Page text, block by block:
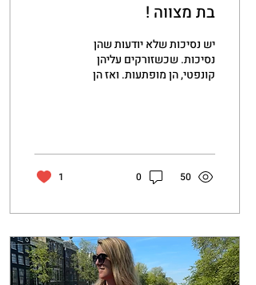
בת מצווה !
יש נסיכות שלא יודעות שהן
נסיכות. שכשזורקים עליהן
קונפטי, הן מופתעות. ואז הן
50
0
1